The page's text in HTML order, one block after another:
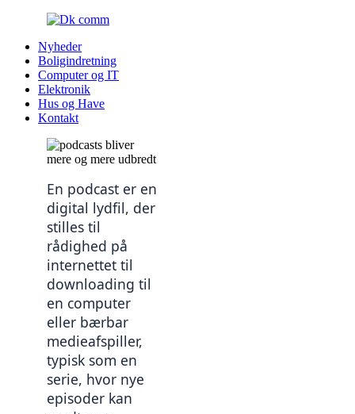
Nyheder
Boligindretning
Computer og IT
Elektronik
Hus og Have
Kontakt
En podcast er en
digital lydfil, der
stilles til
rådighed på
internettet til
downloading til
en computer
eller bærbar
medieafspiller,
typisk som en
serie, hvor nye
episoder kan